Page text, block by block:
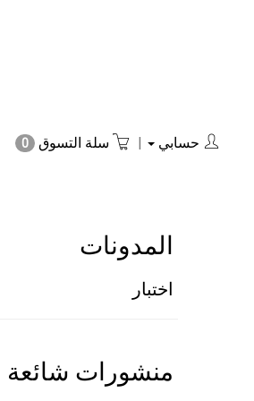
حسابي | سلة التسوق 0
المدونات
اختبار
منشورات شائعة